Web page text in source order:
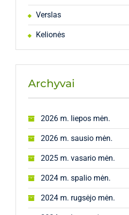
Verslas
Kelionės
Archyvai
2026 m. liepos mėn.
2026 m. sausio mėn.
2025 m. vasario mėn.
2024 m. spalio mėn.
2024 m. rugsėjo mėn.